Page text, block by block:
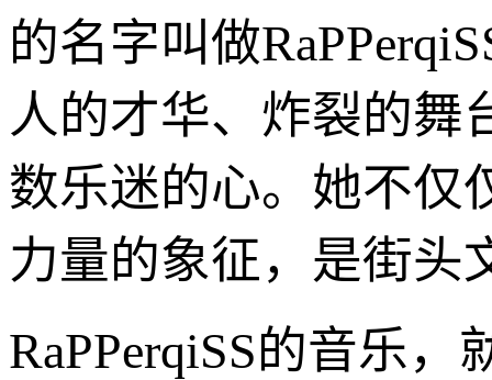
的名字叫做
人的才华、炸裂的舞
数乐迷的心。她不仅
力量的象征，是街头
RaPPerqiSS的音乐